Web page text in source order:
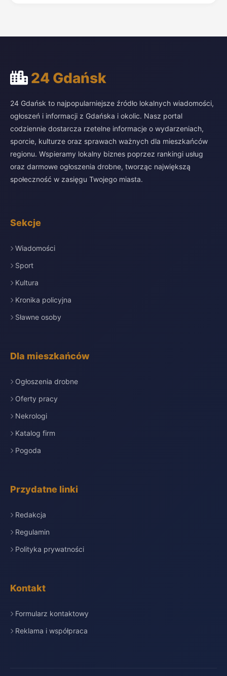
24 Gdańsk
24 Gdańsk to najpopularniejsze źródło lokalnych wiadomości,
ogłoszeń i informacji z Gdańska i okolic. Nasz portal
codziennie dostarcza rzetelne informacje o wydarzeniach,
sporcie, kulturze oraz sprawach ważnych dla mieszkańców
regionu. Wspieramy lokalny biznes poprzez rankingi usług
oraz darmowe ogłoszenia drobne, tworząc największą
społeczność w zasięgu Twojego miasta.
Sekcje
Wiadomości
Sport
Kultura
Kronika policyjna
Sławne osoby
Dla mieszkańców
Ogłoszenia drobne
Oferty pracy
Nekrologi
Katalog firm
Pogoda
Przydatne linki
Redakcja
Regulamin
Polityka prywatności
Kontakt
Formularz kontaktowy
Reklama i współpraca